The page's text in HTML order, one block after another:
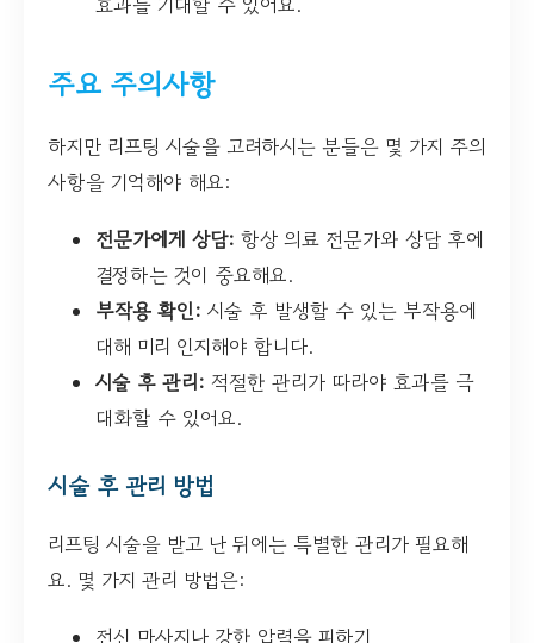
주요 주의사항
하지만 리프팅 시술을 고려하시는 분들은 몇 가지 주의
사항을 기억해야 해요:
전문가에게 상담: 항상 의료 전문가와 상담 후에
결정하는 것이 중요해요.
부작용 확인: 시술 후 발생할 수 있는 부작용에
대해 미리 인지해야 합니다.
시술 후 관리: 적절한 관리가 따라야 효과를 극
대화할 수 있어요.
시술 후 관리 방법
리프팅 시술을 받고 난 뒤에는 특별한 관리가 필요해
요. 몇 가지 관리 방법은:
전신 마사지나 강한 압력을 피하기